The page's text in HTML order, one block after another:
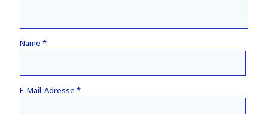
Name *
E-Mail-Adresse *